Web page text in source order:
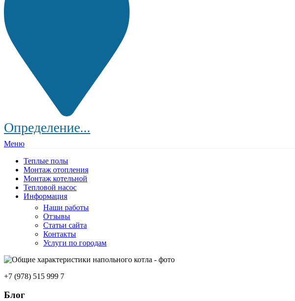
Определение...
Меню
Теплые полы
Монтаж отопления
Монтаж котельной
Тепловой насос
Информация
Наши работы
Отзывы
Статьи сайта
Контакты
Услуги по городам
+7 (978) 515 999 7
Блог